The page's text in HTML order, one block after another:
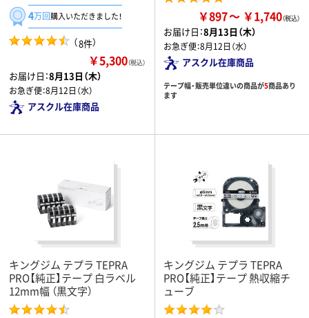
4万回購入いただきました！
（8件）
￥5,300（税込）
お届け日：8月13日（木）
お急ぎ便：8月12日（水）
アスクル在庫商品
￥897 ￥1,740
お届け日：8月13日（木）
お急ぎ便：8月12日（水）
アスクル在庫商品
テープ幅・販売単位違いの商品が5商品あり
ます
キングジム テプラ TEPRA
PRO【純正】テープ 白ラベル
12mm幅 （黒文字）
キングジム テプラ TEPRA
PRO【純正】テープ 熱収縮チ
ューブ